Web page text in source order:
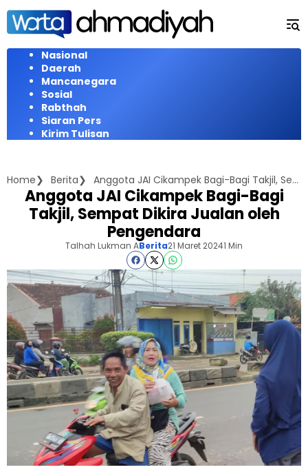
Langsung
konten
Nasional
Daerah
Mancanegara
Sosial
Rabthah
Siaran Pers
Kirim Tulisan
Home Berita Anggota JAI Cikampek Bagi-Bagi Takjil, Sempat Dikira Jualan oleh Pengendara
Anggota JAI Cikampek Bagi-Bagi
Takjil, Sempat Dikira Jualan oleh
Pengendara
Talhah Lukman ABerita21 Maret 20241 Min